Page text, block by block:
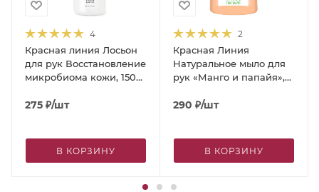
4
Красная линия Лосьон
для рук Восстановление
микробиома кожи, 150
275 ₽/шт
В КОРЗИНУ
2
Красная Линия
Натуральное мыло для
рук «Манго и папайя»,
290 ₽/шт
В КОРЗИНУ